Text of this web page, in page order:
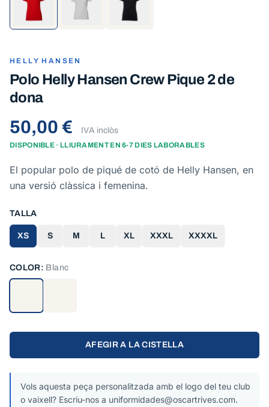
HELLY HANSEN
Polo Helly Hansen Crew Pique 2 de
dona
50,00 € IVA inclòs
DISPONIBLE · LLIURAMENT EN 6-7 DIES LABORABLES
El popular polo de piqué de cotó de Helly Hansen, en
una versió clàssica i femenina.
TALLA
XS S M L XL XXXL XXXXL
COLOR: Blanc
AFEGIR A LA CISTELLA
Vols aquesta peça personalitzada amb el logo del teu club
o vaixell? Escriu-nos a uniformidades@oscartrives.com.